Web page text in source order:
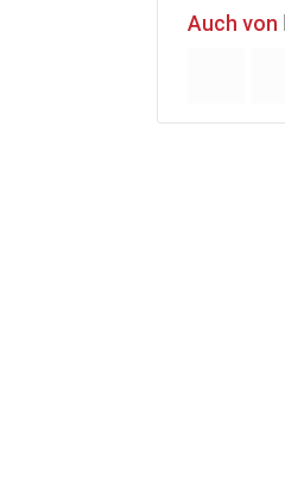
Auch von